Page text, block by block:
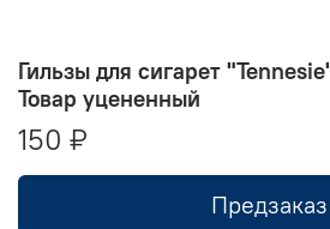
Гильзы для сигарет
Товар уцененный
150 ₽
Предзаказ